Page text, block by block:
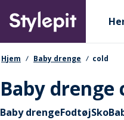
main
content
Primary
navigationssti
Hjem Baby drenge cold
Baby drenge
Hurtige links
Baby drengeFodtøjSko